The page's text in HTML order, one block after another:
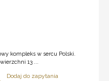
kompleks w sercu Polski.
13 ...